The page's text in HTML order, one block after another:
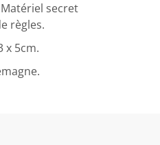
secret
règles.
x 5cm.